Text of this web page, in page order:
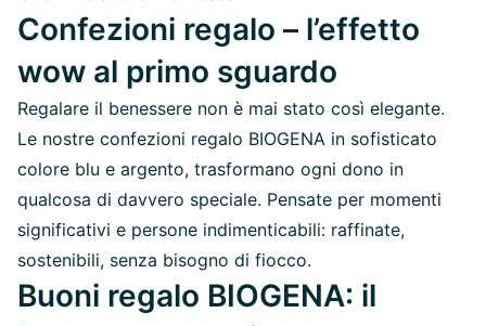
Confezioni regalo – l’effetto
wow al primo sguardo
Regalare il benessere non è mai stato così elegante.
Le nostre confezioni regalo BIOGENA in sofisticato
colore blu e argento, trasformano ogni dono in
qualcosa di davvero speciale. Pensate per momenti
significativi e persone indimenticabili: raffinate,
sostenibili, senza bisogno di fiocco.
Buoni regalo BIOGENA: il